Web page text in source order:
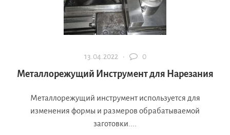
13.04.2022 · 0
Металлорежущий Инструмент для Нарезания
Металлорежущий инструмент используется для
изменения формы и размеров обрабатываемой
заготовки....